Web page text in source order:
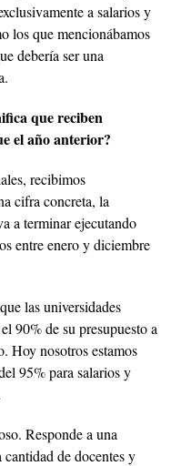
a salarios y
los que mencionábamos
debería ser una
que reciben
el año anterior?
recibimos
cifra concreta, la
a terminar ejecutando
entre enero y diciembre
las universidades
90% de su presupuesto a
Hoy nosotros estamos
95% para salarios y
Responde a una
de docentes y